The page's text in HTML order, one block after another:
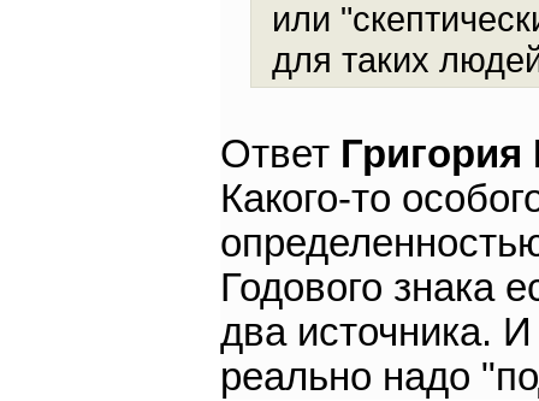
или
для таких
Ответ
Какого-то
Годового знака
два источника.
реально надо